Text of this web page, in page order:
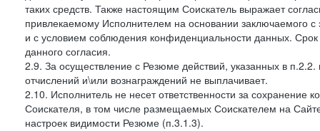
таких средств. Также настоящим Соискатель выражает
привлекаемому Исполнителем на основании заключаемого
и с условием соблюдения конфиденциальности данных.
данного согласия.
2.9. За осуществление с Резюме действий, указанных в
отчислений и\или вознаграждений не выплачивает.
2.10. Исполнитель не несет ответственности за
Соискателя, в том числе размещаемых Соискателем на
настроек видимости Резюме (п.3.1.3).